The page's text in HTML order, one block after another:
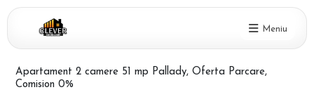
Meniu
Apartament 2 camere 51 mp Pallady, Oferta Parcare,
Comision 0%